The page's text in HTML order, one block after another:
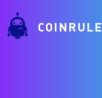
COINRULE